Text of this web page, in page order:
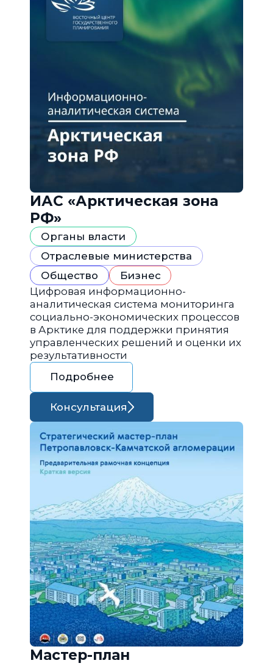
ИАС «Арктическая зона
РФ»
Органы власти
Отраслевые министерства
Общество
Бизнес
Цифровая информационно-
аналитическая система мониторинга
социально-экономических процессов
в Арктике для поддержки принятия
управленческих решений и оценки их
результативности
Подробнее
Консультация
Мастер-план